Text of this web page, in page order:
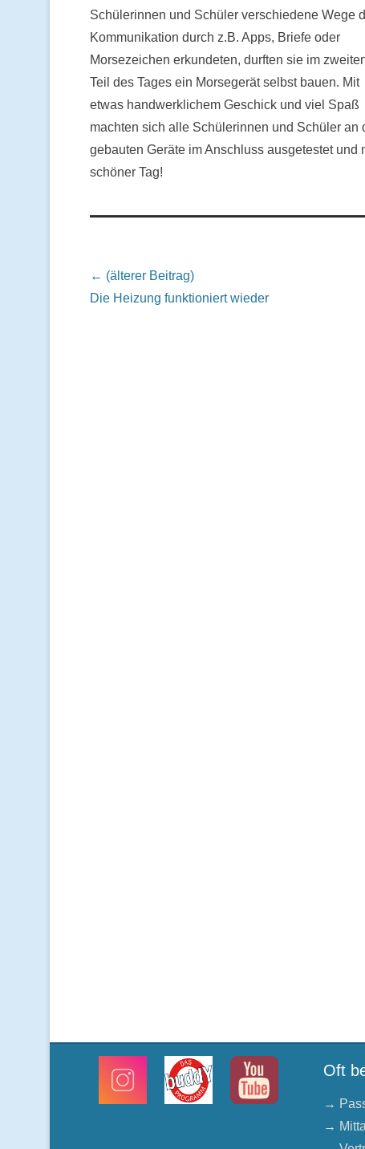
Schülerinnen und Schüler verschiedene Wege
Kommunikation durch z.B. Apps, Briefe oder
Morsezeichen erkundeten, durften sie im
Teil des Tages ein Morsegerät selbst bauen. Mit
etwas handwerklichem Geschick und viel Spaß
machten sich alle Schülerinnen und Schüler
gebauten Geräte im Anschluss ausgetestet
schöner Tag!
Beitrags Übersicht
← (älterer Beitrag)
Die Heizung funktioniert wieder
Oft
→
→